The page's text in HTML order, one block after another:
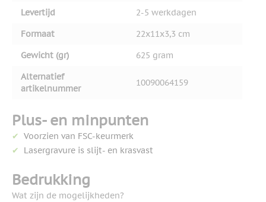
Levertijd
2-5 werkdagen
Formaat
22x11x3,3 cm
Gewicht (gr)
625 gram
Alternatief
artikelnummer
10090064159
Plus- en minpunten
Voorzien van FSC-keurmerk
Lasergravure is slijt- en krasvast
Bedrukking
Wat zijn de mogelijkheden?